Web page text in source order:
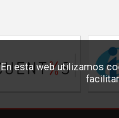
En esta web utilizamos